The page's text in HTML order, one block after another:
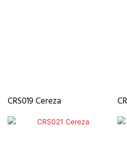
CRS019 Cereza